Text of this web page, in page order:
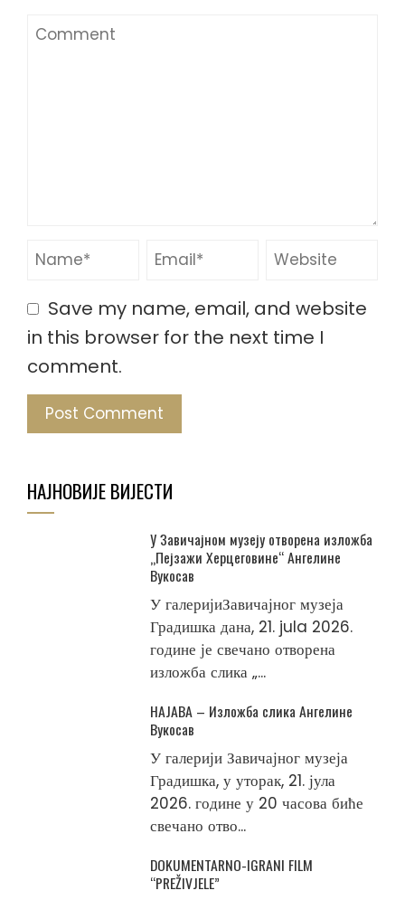
Save my name, email, and website
in this browser for the next time I
comment.
НАЈНОВИЈЕ ВИЈЕСТИ
У Завичајном музеју отворена изложба
„Пејзажи Херцеговине“ Ангелине
Вукосав
У галеријиЗавичајног музеја
Градишка дана, 21. jula 2026.
године је свечано отворена
изложба слика „...
НАЈАВА – Изложба слика Ангелине
Вукосав
У галерији Завичајног музеја
Градишка, у уторак, 21. јула
2026. године у 20 часова биће
свечано отво...
DOKUMENTARNO-IGRANI FILM
“PREŽIVJELE”